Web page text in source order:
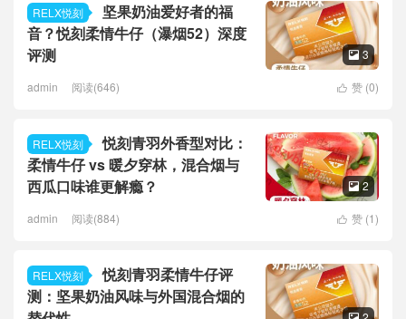
RELX悦刻
坚果奶油爱好者的福
音？悦刻柔情牛仔（瀑烟52）深度
评测
 3
 赞 (0)
admin 阅读(646)
RELX悦刻
悦刻青羽外香型对比：
柔情牛仔 vs 暖夕穿林，混合烟与
西瓜口味谁更解瘾？
 2
 赞 (1)
admin 阅读(884)
RELX悦刻
悦刻青羽柔情牛仔评
测：坚果奶油风味与外国混合烟的